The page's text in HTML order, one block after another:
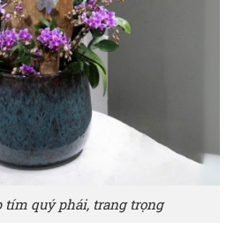
tím quý phái, trang trọng